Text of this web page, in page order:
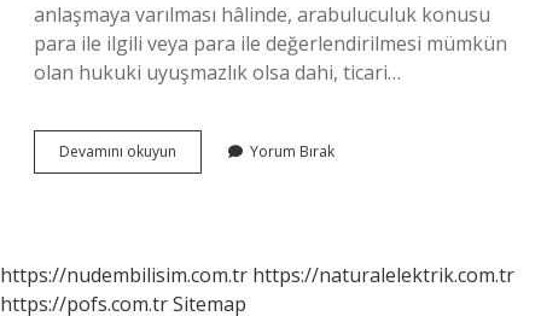
anlaşmaya varılması hâlinde, arabuluculuk konusu
para ile ilgili veya para ile değerlendirilmesi mümkün
olan hukuki uyuşmazlık olsa dahi, ticari…
Devamını okuyun
Davalarda
Yorum Bırak
https://nudembilisim.com.tr https://naturalelektrik.com.tr
https://pofs.com.trSitemap